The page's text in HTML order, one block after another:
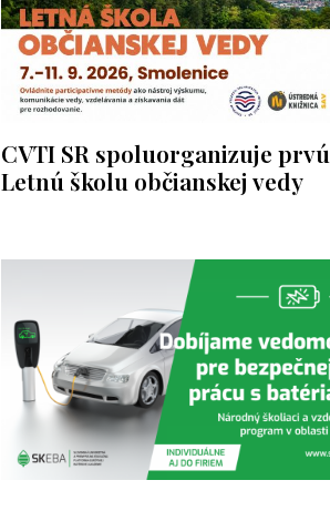
CVTI SR spoluorganizuje prvú
Letnú školu občianskej vedy